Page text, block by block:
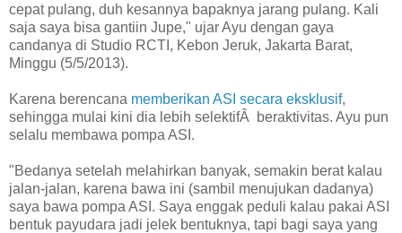
cepat pulang, duh kesannya bapaknya jarang pulang. Kali
saja saya bisa gantiin Jupe," ujar Ayu dengan gaya
candanya di Studio RCTI, Kebon Jeruk, Jakarta Barat,
Minggu (5/5/2013).
Karena berencana memberikan ASI secara eksklusif,
sehingga mulai kini dia lebih selektifÂ beraktivitas. Ayu pun
selalu membawa pompa ASI.
"Bedanya setelah melahirkan banyak, semakin berat kalau
jalan-jalan, karena bawa ini (sambil menujukan dadanya)
saya bawa pompa ASI. Saya enggak peduli kalau pakai ASI
bentuk payudara jadi jelek bentuknya, tapi bagi saya yang